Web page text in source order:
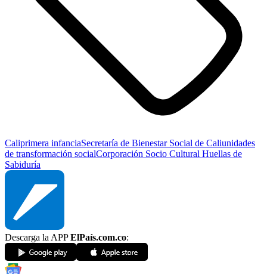
Caliprimera infanciaSecretaría de Bienestar Social de Caliunidades
de transformación socialCorporación Socio Cultural Huellas de
Sabiduría
Descarga la APPElPaís.com.co: